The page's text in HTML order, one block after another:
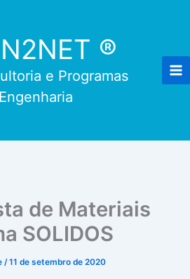
®
e Programas
de Materiais
SOLIDOS
/11 de setembro de 2020